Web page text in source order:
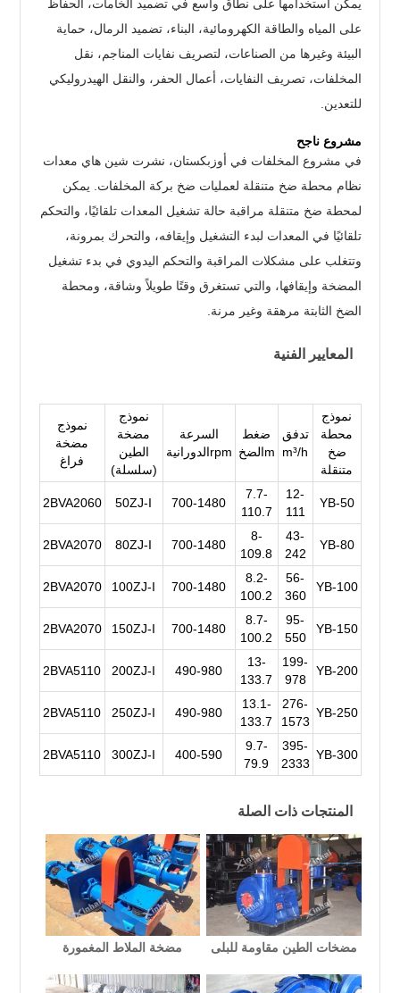
يمكن استخدامها على نطاق واسع في تضميد الخامات، الحفاظ
على المياه والطاقة الكهرومائية، البناء، تضميد الرمال، حماية
البيئة وغيرها من الصناعات، لتصريف نفايات المناجم، نقل
المخلفات، تصريف النفايات، أعمال الحفر، والنقل الهيدروليكي
للتعدين.
مشروع ناجح
في مشروع المخلفات في أوزبكستان، نشرت شين هاي معدات
نظام محطة ضخ متنقلة لعمليات ضخ بركة المخلفات. يمكن
لمحطة ضخ متنقلة مراقبة حالة تشغيل المعدات تلقائيًا، والتحكم
تلقائيًا في المعدات لبدء التشغيل وإيقافه، والتحرك بمرونة،
وتتغلب على مشكلات المراقبة والتحكم اليدوي في بدء تشغيل
المضخة وإيقافها، والتي تستغرق وقتًا طويلاً وشاقة، ومحطة
الضخ الثابتة مرهقة وغير مرنة.
المعايير الفنية
نموذج
محطة
ضخ
متنقلة
تدفق
m³/h
ضغط
الضخm
السرعة
الدورانيةrpm
نموذج
مضخة
الطين
(سلسلة)
نموذج
مضخة
فراغ
YB-50
12-
111
7.7-
110.7
700-1480
50ZJ-I
2BVA2060
YB-80
43-
242
8-
109.8
700-1480
80ZJ-I
2BVA2070
YB-100
56-
360
8.2-
100.2
700-1480
100ZJ-I
2BVA2070
YB-150
95-
550
8.7-
100.2
700-1480
150ZJ-I
2BVA2070
YB-200
199-
978
13-
133.7
490-980
200ZJ-I
2BVA5110
YB-250
276-
1573
13.1-
133.7
490-980
250ZJ-I
2BVA5110
YB-300
395-
2333
9.7-
79.9
400-590
300ZJ-I
2BVA5110
المنتجات ذات الصلة
مضخات الطين مقاومة للبلى مضخة الملاط المغمورة